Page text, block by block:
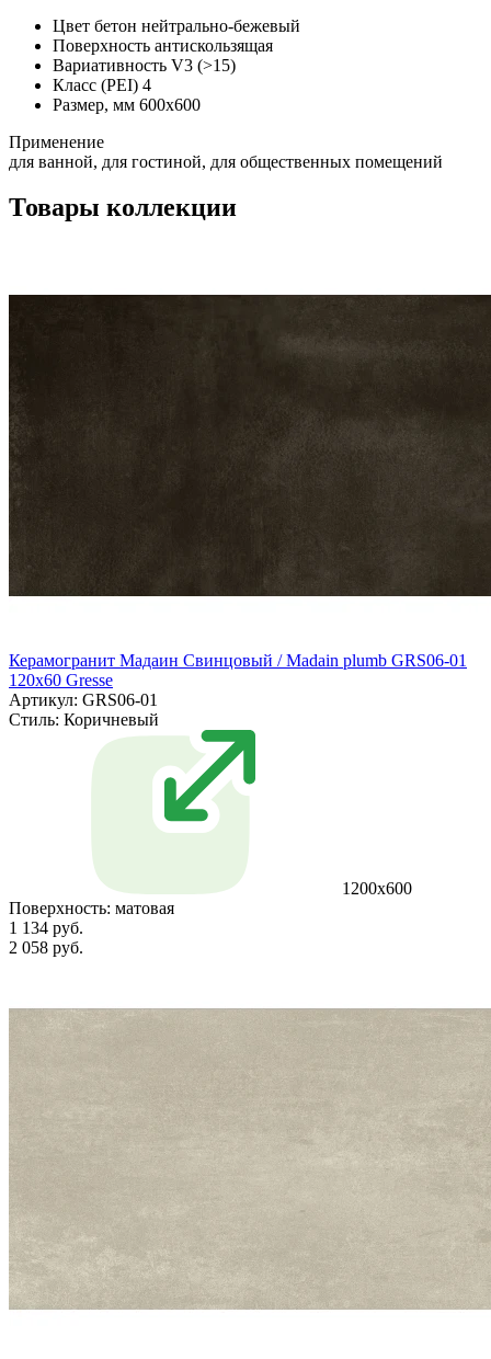
Цвет бетон нейтрально-бежевый
Поверхность антискользящая
Вариативность V3 (>15)
Класс (PEI) 4
Размер, мм 600х600
Применение
для ванной, для гостиной, для общественных помещений
Товары коллекции
Керамогранит Мадаин Свинцовый / Madain plumb GRS06-01
120х60 Gresse
Артикул: GRS06-01
Стиль: Коричневый
1200х600
Поверхность: матовая
1 134 руб.
2 058 руб.